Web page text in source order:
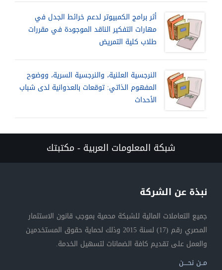
أثر برامج الكمبيوتر لدعم خرائط الجدل في
مهارات التفكير الناقد الموجودة في مقررات
طلاب كلية التمريض
النرجسية العلنية، والنرجسية السرية، ووضوح
المفهوم الذاتي: توقعات بالعدوانية لدى شباب
الأحداث
شبكة المعلومات العربية - مكتبتك
نبذة عن الشركة
جميع التعاملات المالية للشبكة محمية بموجب قانون الاستثمار
المصري رقم (17) لسنة 2015 وذلك لحماية حقوق المستخدمين
والعمل على تقديم كافة الضمانات لتسهيل الخدمة.
مــن نحــــن